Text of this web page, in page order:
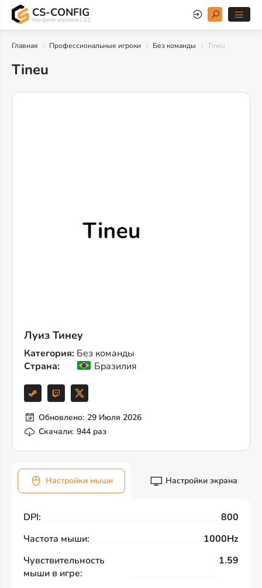
CS-CONFIG
Конфиги игроков CS2
Главная Профессиональные игроки Без команды Tineu
Tineu
Луиз Тинеу
Категория: Без команды
Страна:
Бразилия
Обновлено: 29 Июля 2026
Скачали: 944 раз
Настройки мыши Настройки экрана
DPI:
800
Частота мыши:
1000Hz
Чувствительность
мыши в игре:
1.59